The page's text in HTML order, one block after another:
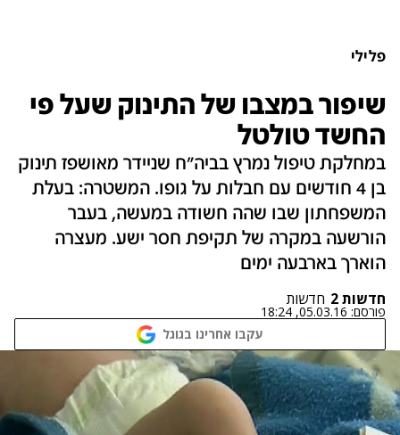
פלילי
שיפור במצבו של התינוק שעל פי
החשד טולטל
במחלקת טיפול נמרץ בביה"ח שניידר מאושפז תינוק
בן 4 חודשים עם חבלות על גופו. המשטרה: בעלת
המשפחתון שבו שהה חשודה במעשה, בעבר
הורשעה במקרה של תקיפת חסר ישע. מעצרה
הוארך בארבעה ימים
חדשות 2 חדשות
פורסם: 05.03.16, 18:24
עקבו אחרינו בגוגל